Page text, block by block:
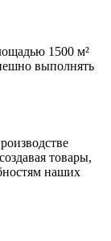
1500 м²
выполнять
товары,
наших